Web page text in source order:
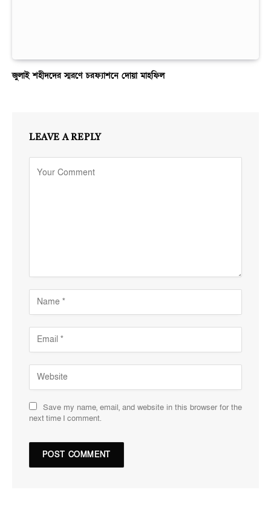
জুলাই শহীদদের স্মরণে চরফ্যাশনে দোয়া মাহফিল
LEAVE A REPLY
Save my name, email, and website in this browser for the
next time I comment.